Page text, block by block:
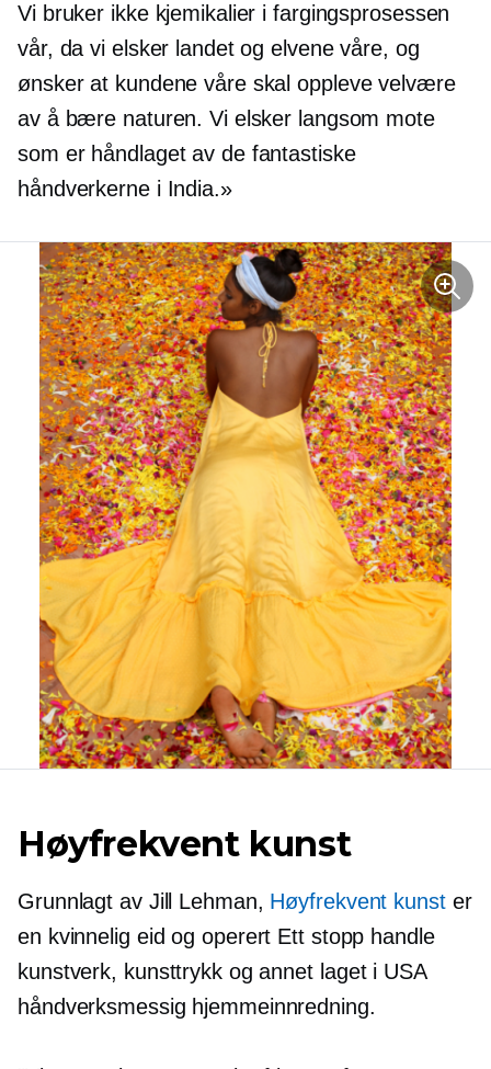
Vi bruker ikke kjemikalier i fargingsprosessen
vår, da vi elsker landet og elvene våre, og
ønsker at kundene våre skal opplevevelvære
av å bære naturen. Vi elsker langsom mote
som er håndlaget av de fantastiske
håndverkerne i India.»
Høyfrekvent kunst
Grunnlagt av Jill Lehman, Høyfrekvent kunster
en kvinnelig eid og operert Ett stopp handle
kunstverk, kunsttrykk og annet laget i USA
håndverksmessig hjemmeinnredning.